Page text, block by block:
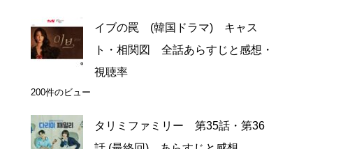
イブの罠 (韓国ドラマ) キャス
ト・相関図 全話あらすじと感想・
視聴率
200件のビュー
タリミファミリー 第35話・第36